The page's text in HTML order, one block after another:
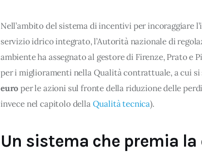
Nell’ambito del sistema di incentivi per incoraggiare
servizio idrico integrato, l’Autorità nazionale di
ambiente ha assegnato al gestore di Firenze, Prato e
per i miglioramenti nella Qualità contrattuale, a cui si
euro per le azioni sul fronte della riduzione delle
invece nel capitolo della Qualità tecnica).
Un sistema che premia